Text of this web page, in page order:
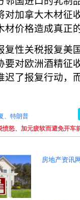
对加拿大木材征
价格造成真正
复性关税报复美
要对欧洲酒精征
迟了报复行动，
、特朗普
愤怒、加元疲软而避免开车
房地产资讯